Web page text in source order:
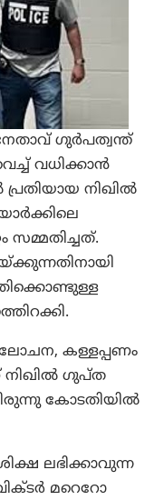
ഗുർപത്വന്ത്
വധിക്കാൻ
നിഖിൽ
സമ്മതിച്ചത്.
കള്ളപ്പണം
നിഖിൽ ഗുപ്ത
കോടതിയിൽ
ലഭിക്കാവുന്ന
മറെറോ